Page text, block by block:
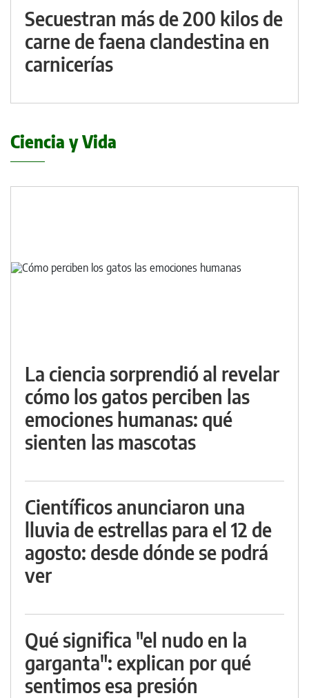
Secuestran más de 200 kilos de
carne de faena clandestina en
carnicerías
Ciencia y Vida
La ciencia sorprendió al revelar
cómo los gatos perciben las
emociones humanas: qué
sienten las mascotas
Científicos anunciaron una
lluvia de estrellas para el 12 de
agosto: desde dónde se podrá
ver
Qué significa "el nudo en la
garganta": explican por qué
sentimos esa presión